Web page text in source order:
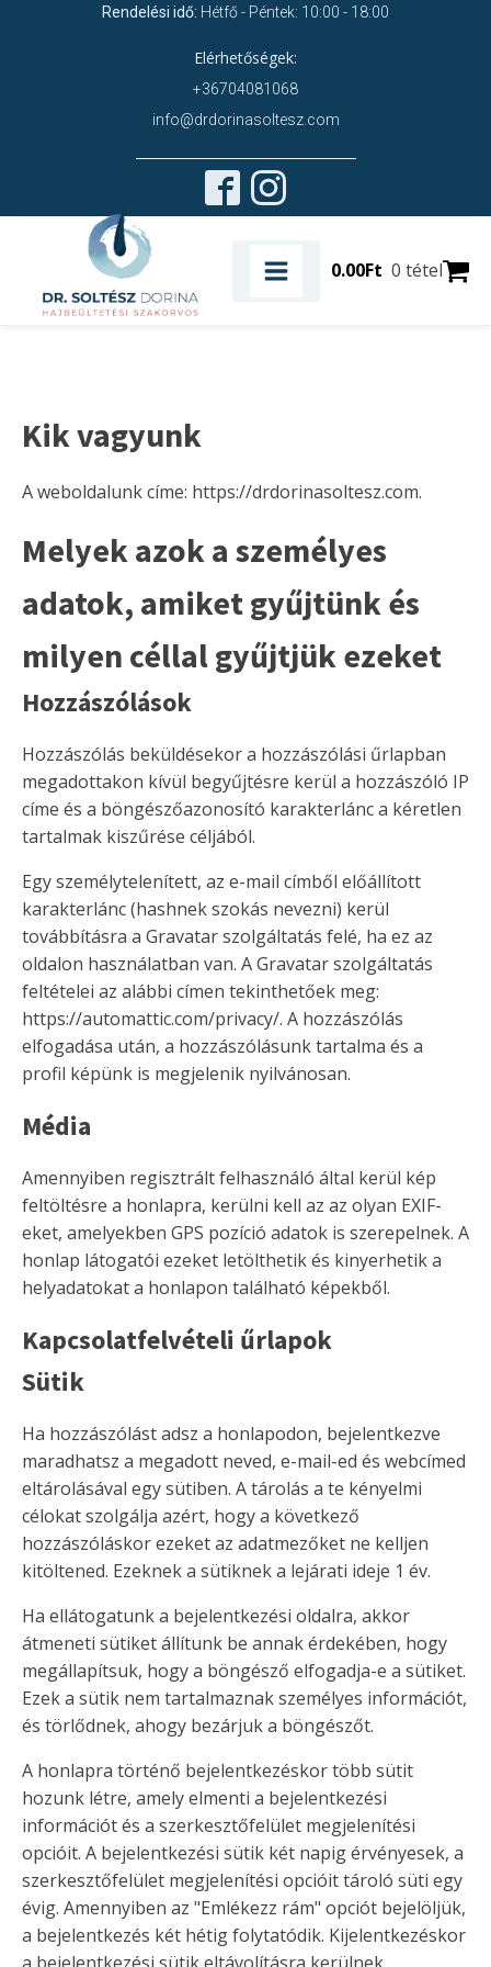
Rendelési idő: Hétfő - Péntek: 10:00 - 18:00
Elérhetőségek:
+36704081068
info@drdorinasoltesz.com
0.00Ft 0 tétel
Kik vagyunk
A weboldalunk címe: https://drdorinasoltesz.com.
Melyek azok a személyes
adatok, amiket gyűjtünk és
milyen céllal gyűjtjük ezeket
Hozzászólások
Hozzászólás beküldésekor a hozzászólási űrlapban
megadottakon kívül begyűjtésre kerül a hozzászóló IP
címe és a böngészőazonosító karakterlánc a kéretlen
tartalmak kiszűrése céljából.
Egy személytelenített, az e-mail címből előállított
karakterlánc (hashnek szokás nevezni) kerül
továbbításra a Gravatar szolgáltatás felé, ha ez az
oldalon használatban van. A Gravatar szolgáltatás
feltételei az alábbi címen tekinthetőek meg:
https://automattic.com/privacy/. A hozzászólás
elfogadása után, a hozzászólásunk tartalma és a
profil képünk is megjelenik nyilvánosan.
Média
Amennyiben regisztrált felhasználó által kerül kép
feltöltésre a honlapra, kerülni kell az az olyan EXIF-
eket, amelyekben GPS pozíció adatok is szerepelnek. A
honlap látogatói ezeket letölthetik és kinyerhetik a
helyadatokat a honlapon található képekből.
Kapcsolatfelvételi űrlapok
Sütik
Ha hozzászólást adsz a honlapodon, bejelentkezve
maradhatsz a megadott neved, e-mail-ed és webcímed
eltárolásával egy sütiben. A tárolás a te kényelmi
célokat szolgálja azért, hogy a következő
hozzászóláskor ezeket az adatmezőket ne kelljen
kitöltened. Ezeknek a sütiknek a lejárati ideje 1 év.
Ha ellátogatunk a bejelentkezési oldalra, akkor
átmeneti sütiket állítunk be annak érdekében, hogy
megállapítsuk, hogy a böngésző elfogadja-e a sütiket.
Ezek a sütik nem tartalmaznak személyes információt,
és törlődnek, ahogy bezárjuk a böngészőt.
A honlapra történő bejelentkezéskor több sütit
hozunk létre, amely elmenti a bejelentkezési
információt és a szerkesztőfelület megjelenítési
opcióit. A bejelentkezési sütik két napig érvényesek, a
szerkesztőfelület megjelenítési opcióit tároló süti egy
évig. Amennyiben az "Emlékezz rám" opciót bejelöljük,
a bejelentkezés két hétig folytatódik. Kijelentkezéskor